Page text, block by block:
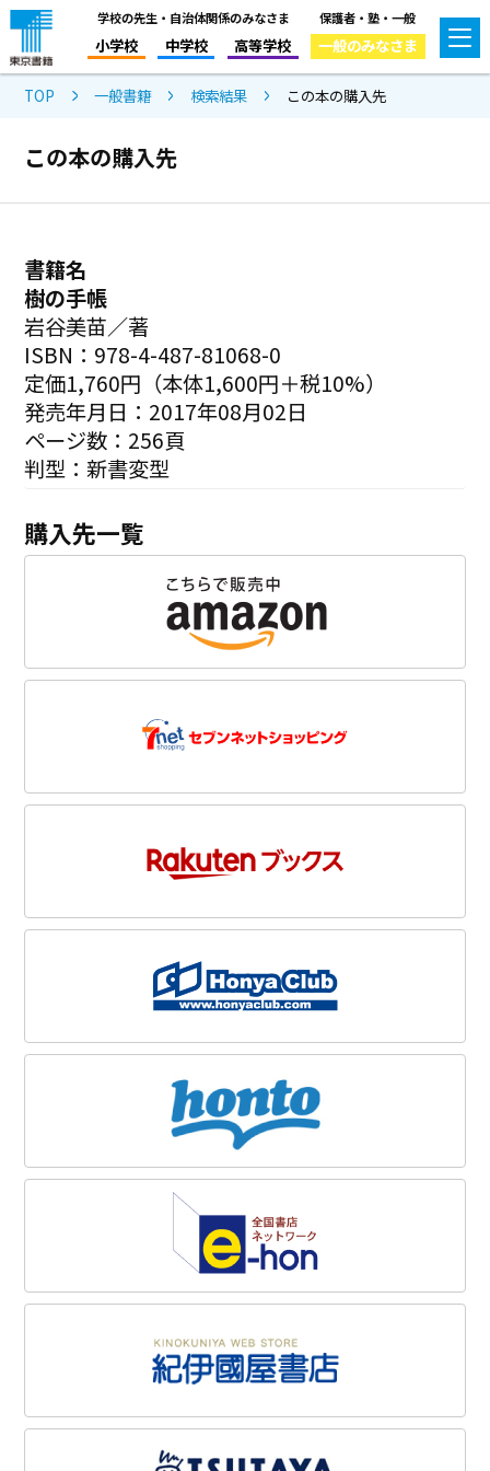
学校の先生・自治体関係のみなさま
小学校 中学校 高等学校
保護者・塾・一般
一般のみなさま
TOP 一般書籍 検索結果 この本の購入先
この本の購入先
書籍名
樹の手帳
岩谷美苗／著
ISBN：978-4-487-81068-0
定価1,760円（本体1,600円＋税10%）
発売年月日：2017年08月02日
ページ数：256頁
判型：新書変型
購入先一覧